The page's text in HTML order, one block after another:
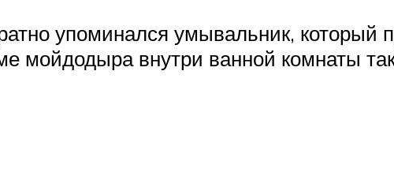
упоминался умывальник, который
мойдодыра внутри ванной комнаты